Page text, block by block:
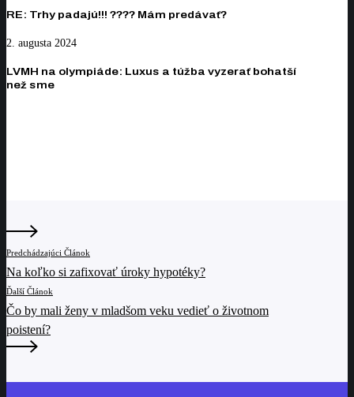
poistenie
????
predávať?
RE: Trhy padajú!!! ???? Mám predávať?
LVMH
olympiáde:
2. augusta 2024
LVMH na olympiáde: Luxus a túžba vyzerať bohatší
než sme
Predchádzajúci Článok
Na koľko si zafixovať úroky hypotéky?
Ďalší Článok
Čo by mali ženy v mladšom veku vedieť o životnom
poistení?